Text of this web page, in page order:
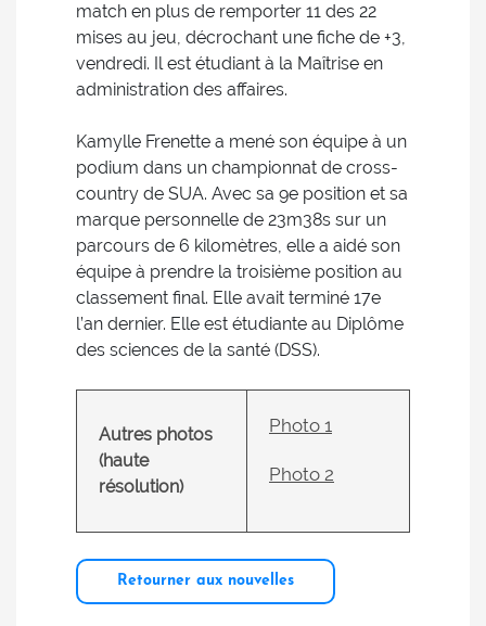
match en plus de remporter 11 des 22
mises au jeu, décrochant une fiche de +3,
vendredi. Il est étudiant à la Maîtrise en
administration des affaires.
Kamylle Frenette a mené son équipe à un
podium dans un championnat de cross-
country de SUA. Avec sa 9e position et sa
marque personnelle de 23m38s sur un
parcours de 6 kilomètres, elle a aidé son
équipe à prendre la troisième position au
classement final. Elle avait terminé 17e
l’an dernier. Elle est étudiante au Diplôme
des sciences de la santé (DSS).
Autres photos
(haute
résolution)
Photo 1
Photo 2
Retourner aux nouvelles